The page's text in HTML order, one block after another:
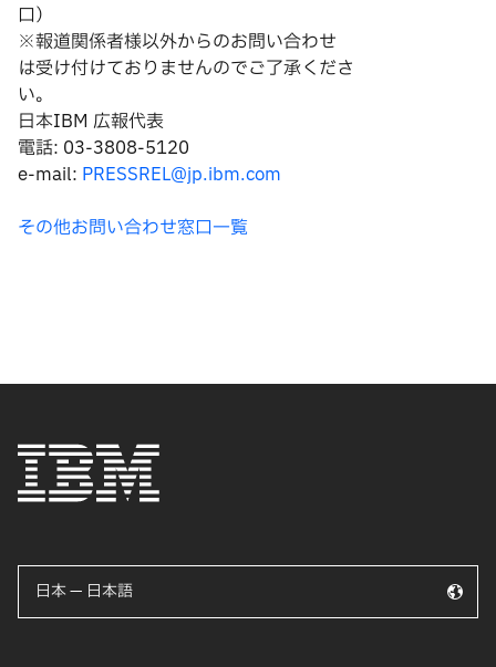
口）
※報道関係者様以外からのお問い合わせ
は受け付けておりませんのでご了承くださ
い。
日本IBM 広報代表
電話: 03-3808-5120
e-mail: PRESSREL@jp.ibm.com
その他お問い合わせ窓口一覧
日本 — 日本語